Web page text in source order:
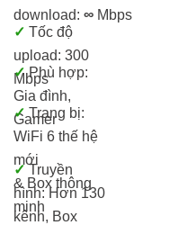
download: ∞ Mbps
✓ Tốc độ
upload: 300
Mbps
✓Phù hợp:
Gia đình,
Gamer
✓Trang bị:
WiFi 6 thế hệ
mới
& Box thông
minh
✓Truyền
hình: Hơn 130
kênh, Box